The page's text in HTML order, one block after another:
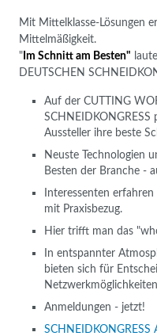
Mit Mittelklasse-Lösungen
Mittelmäßigkeit.
" Im Schnitt am Besten"
DEUTSCHEN
Auf der CUTTING
Aussteller ihre beste
Neuste Technologien
Besten der Branche -
Interessenten
mit Praxisbezug.
Hier trifft man das
In entspannter
bieten sich für
Anmeldungen - jetzt!
SCHNEIDKONGRESS